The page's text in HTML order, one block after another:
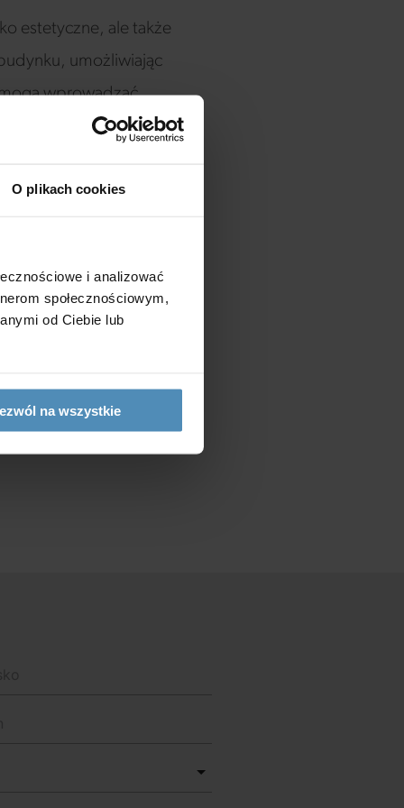
O plikach cookies
i analizować
społecznościowym,
od Ciebie lub
na wszystkie
estetyczne, ale także
umożliwiając
wprowadzać
To rozwiązanie
do oszczędności
które są bardziej
rośnie także
z myślą o naturze nie
są mniej obciążające dla